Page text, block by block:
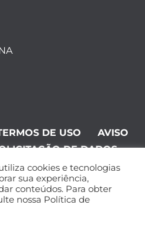
DE USO
AVISO
DE DADOS
Todos os
cookies e tecnologias
sua experiência,
conteúdos. Para obter
nossa Política de